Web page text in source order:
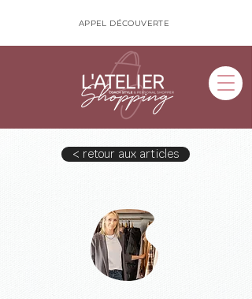
APPEL DÉCOUVERTE
< retour aux articles